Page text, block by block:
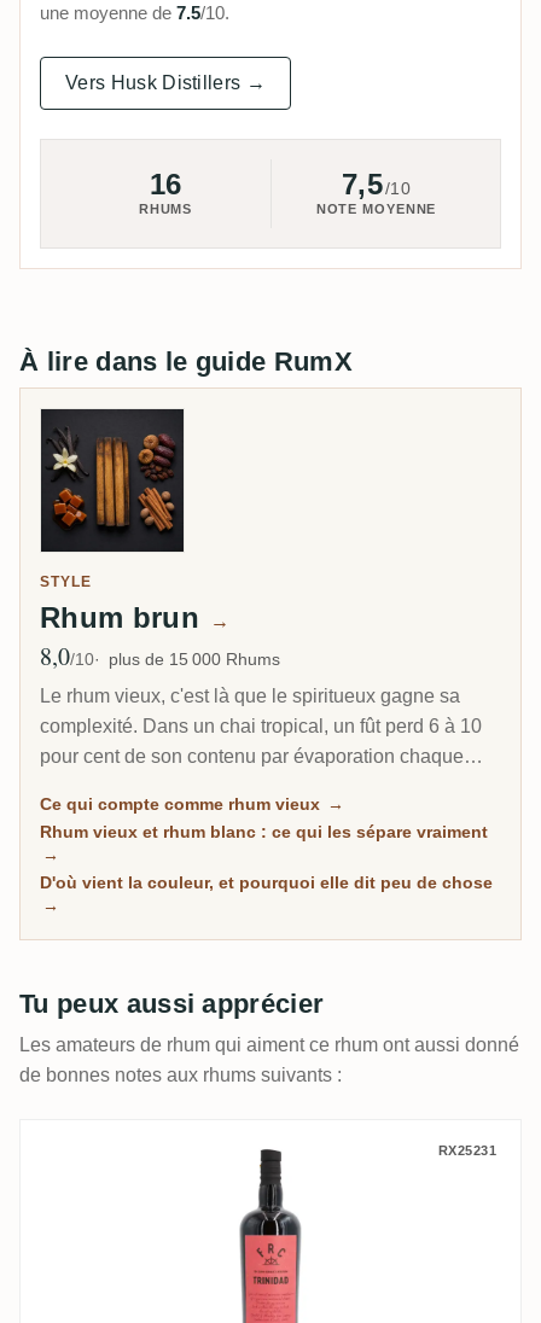
une moyenne de 7.5/10.
Vers Husk Distillers →
16
RHUMS
7,5/10
NOTE MOYENNE
À lire dans le guide RumX
STYLE
Rhum brun →
Note moyenne
8,0/10 plus de 15 000 Rhums
Le rhum vieux, c'est là que le spiritueux gagne sa
complexité. Dans un chai tropical, un fût perd 6 à 10
pour cent de son contenu par évaporation chaque
peut sembler plus profond qu'un scotch de 20 ans.
Cette page rassemble tous les rhums de RumX qui
ont passé un vrai séjour sous bois, avec les notes de
la communauté pour distinguer les rhums vraiment
mûrs des rhums simplement foncés.
Ce qui compte comme rhum vieux →
Rhum vieux et rhum blanc : ce qui les sépare vraiment
→
D'où vient la couleur, et pourquoi elle dit peu de chose
→
Tu peux aussi apprécier
Les amateurs de rhum qui aiment ce rhum ont aussi donné
de bonnes notes aux rhums suivants :
T.D.L Flensburg Rum Company Trinidad
RX25231